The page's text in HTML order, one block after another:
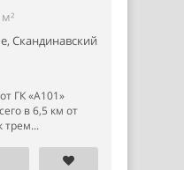
Скандинавский
ГК «А101»
в 6,5 км от
трем...